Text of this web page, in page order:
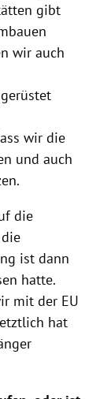
gibt
wir auch
wir die
und auch
die
ist dann
hatte.
mit der EU
hat